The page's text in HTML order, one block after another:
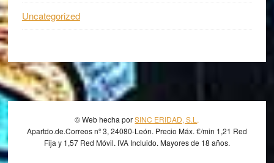
Uncategorized
© Web hecha porSINC ERIDAD, S.L,
Apartdo.de.Correos nº 3, 24080-León. Precio Máx. €/min 1,21 Red
Fija y 1,57 Red Móvil. IVA Incluido. Mayores de 18 años.